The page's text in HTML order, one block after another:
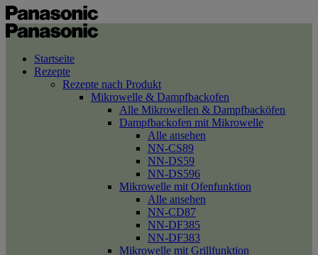
Startseite
Rezepte
Rezepte nach Produkt
Mikrowelle & Dampfbackofen
Alle Mikrowellen & Dampfbacköfen
Dampfbackofen mit Mikrowelle
Alle ansehen
NN-CS89
NN-DS59
NN-DS596
Mikrowelle mit Ofenfunktion
Alle ansehen
NN-CD87
NN-DF385
NN-DF383
Mikrowelle mit Grillfunktion